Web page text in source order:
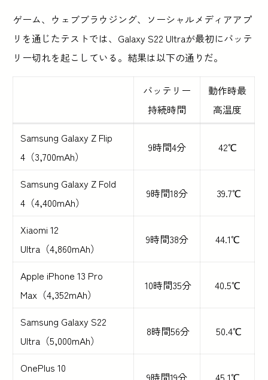
ゲーム、ウェブブラウジング、ソーシャルメディアアプ
リを通じたテストでは、Galaxy S22 Ultraが最初にバッテ
リー切れを起こしている。結果は以下の通りだ。
バッテリー
持続時間
動作時最
高温度
Samsung Galaxy Z Flip
4（3,700mAh）
9時間4分 42℃
Samsung Galaxy Z Fold
4（4,400mAh）
9時間18分 39.7℃
Xiaomi 12
Ultra（4,860mAh）
9時間38分 44.1℃
Apple iPhone 13 Pro
Max（4,352mAh）
10時間35分 40.5℃
Samsung Galaxy S22
Ultra（5,000mAh）
8時間56分 50.4℃
OnePlus 10
9時間19分 45.1℃